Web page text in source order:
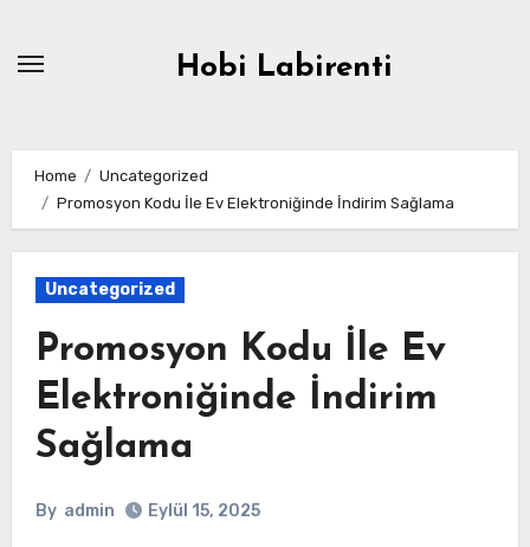
Hobi Labirenti
Home
Uncategorized
Promosyon Kodu İle Ev Elektroniğinde İndirim Sağlama
Uncategorized
Promosyon Kodu İle Ev
Elektroniğinde İndirim
Sağlama
By admin Eylül 15, 2025